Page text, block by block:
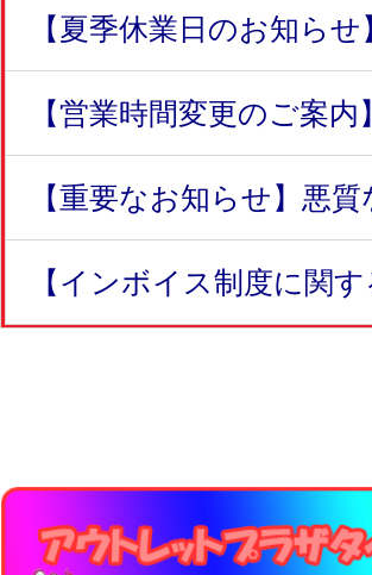
【夏季休業日のお知らせ
【営業時間変更のご案内】
【重要なお知らせ】悪
【インボイス制度に関